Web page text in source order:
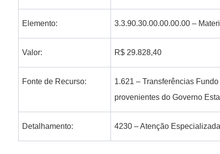
Elemento: 3.3.90.30.00.00.00.00 –
Valor: R$ 29.828,40
Fonte de Recurso:
1.621 – Transferências
provenientes do Governo
Detalhamento: 4230 – Atenção